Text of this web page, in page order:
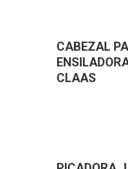
CABEZAL
CLAAS